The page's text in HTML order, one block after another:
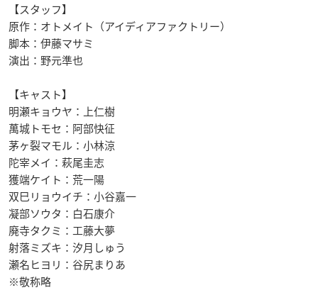
【スタッフ】
原作：オトメイト（アイディアファクトリー）
脚本：伊藤マサミ
演出：野元準也
【キャスト】
明瀬キョウヤ：上仁樹
萬城トモセ：阿部快征
茅ヶ裂マモル：小林涼
陀宰メイ：萩尾圭志
獲端ケイト：荒一陽
双巳リョウイチ：小谷嘉一
凝部ソウタ：白石康介
廃寺タクミ：工藤大夢
射落ミズキ：汐月しゅう
瀬名ヒヨリ：谷尻まりあ
※敬称略